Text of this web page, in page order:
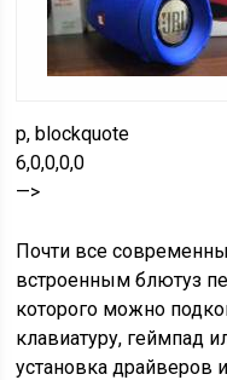
p, blockquote
6,0,0,0,0
—>
Почти все
встроенным блютуз
которого можно
клавиатуру, геймпад
установка драйверов